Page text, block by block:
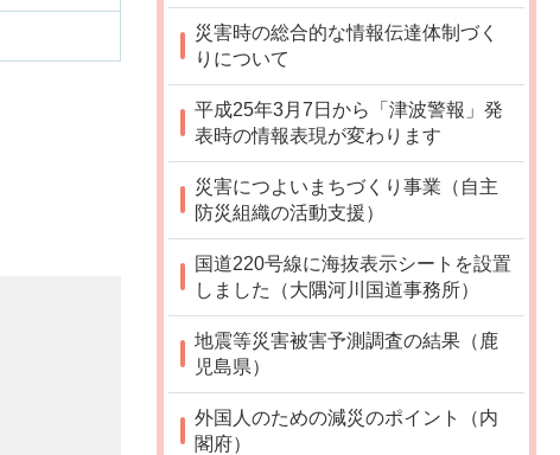
災害時の総合的な情報伝達体制づく
りについて
平成25年3月7日から「津波警報」発
表時の情報表現が変わります
災害につよいまちづくり事業（自主
防災組織の活動支援）
国道220号線に海抜表示シートを設置
しました（大隅河川国道事務所）
地震等災害被害予測調査の結果（鹿
児島県）
外国人のための減災のポイント（内
閣府）